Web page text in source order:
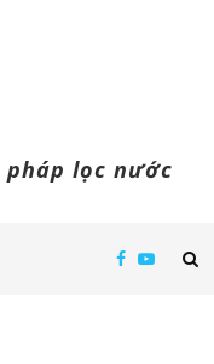
lọc nước